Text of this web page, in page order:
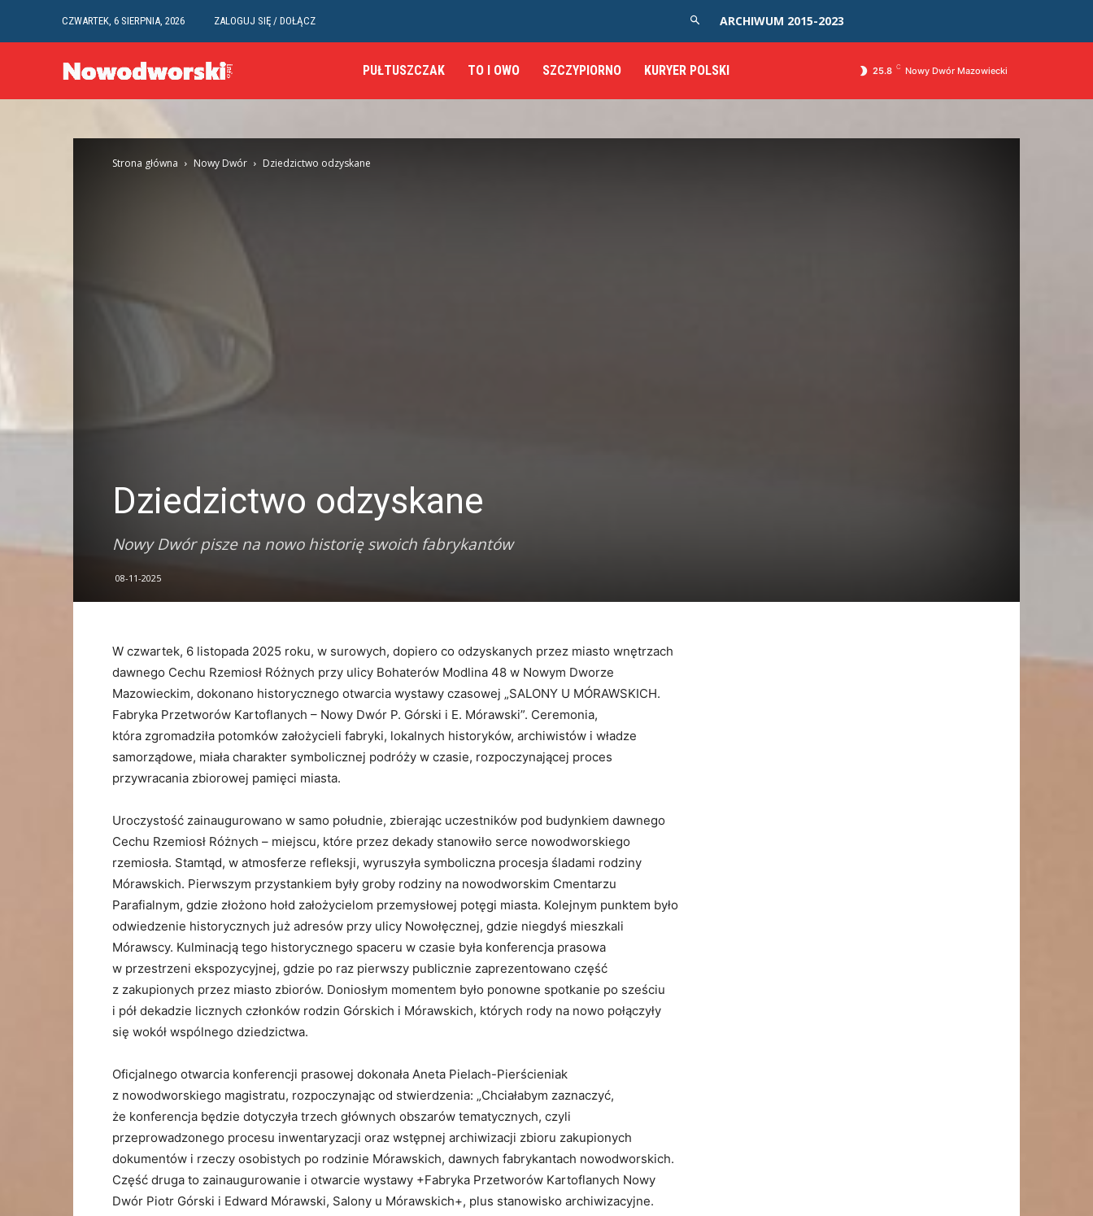
CZWARTEK, 6 SIERPNIA, 2026 ZALOGUJ SIĘ / DOŁĄCZ ARCHIWUM 2015-2023
PUŁTUSZCZAK TO I OWO SZCZYPIORNO KURYER POLSKI 25.8 C Nowy Dwór Mazowiecki
Strona główna Nowy Dwór Dziedzictwo odzyskane
Dziedzictwo odzyskane
Nowy Dwór pisze na nowo historię swoich fabrykantów
08-11-2025
W czwartek, 6 listopada 2025 roku, w surowych, dopiero co odzyskanych przez miasto wnętrzach
dawnego Cechu Rzemiosł Różnych przy ulicy Bohaterów Modlina 48 w Nowym Dworze
Mazowieckim, dokonano historycznego otwarcia wystawy czasowej „SALONY U MÓRAWSKICH.
Fabryka Przetworów Kartoflanych – Nowy Dwór P. Górski i E. Mórawski”. Ceremonia,
która zgromadziła potomków założycieli fabryki, lokalnych historyków, archiwistów i władze
samorządowe, miała charakter symbolicznej podróży w czasie, rozpoczynającej proces
przywracania zbiorowej pamięci miasta.
Uroczystość zainaugurowano w samo południe, zbierając uczestników pod budynkiem dawnego
Cechu Rzemiosł Różnych – miejscu, które przez dekady stanowiło serce nowodworskiego
rzemiosła. Stamtąd, w atmosferze refleksji, wyruszyła symboliczna procesja śladami rodziny
Mórawskich. Pierwszym przystankiem były groby rodziny na nowodworskim Cmentarzu
Parafialnym, gdzie złożono hołd założycielom przemysłowej potęgi miasta. Kolejnym punktem było
odwiedzenie historycznych już adresów przy ulicy Nowołęcznej, gdzie niegdyś mieszkali
Mórawscy. Kulminacją tego historycznego spaceru w czasie była konferencja prasowa
w przestrzeni ekspozycyjnej, gdzie po raz pierwszy publicznie zaprezentowano część
z zakupionych przez miasto zbiorów. Doniosłym momentem było ponowne spotkanie po sześciu
i pół dekadzie licznych członków rodzin Górskich i Mórawskich, których rody na nowo połączyły
się wokół wspólnego dziedzictwa.
Oficjalnego otwarcia konferencji prasowej dokonała Aneta Pielach-Pierścieniak
z nowodworskiego magistratu, rozpoczynając od stwierdzenia: „Chciałabym zaznaczyć,
że konferencja będzie dotyczyła trzech głównych obszarów tematycznych, czyli
przeprowadzonego procesu inwentaryzacji oraz wstępnej archiwizacji zbioru zakupionych
dokumentów i rzeczy osobistych po rodzinie Mórawskich, dawnych fabrykantach nowodworskich.
Część druga to zainaugurowanie i otwarcie wystawy +Fabryka Przetworów Kartoflanych Nowy
Dwór Piotr Górski i Edward Mórawski, Salony u Mórawskich+, plus stanowisko archiwizacyjne.